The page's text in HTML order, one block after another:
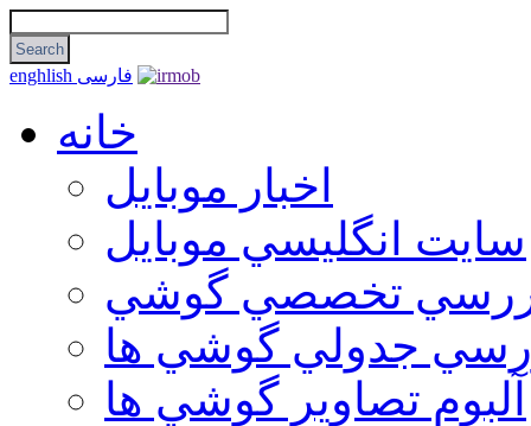
enghlish فارسی
خانه
اخبار موبایل
سايت انگليسي موبايل
تخصصي گوشي
جدولي گوشي ها
آلبوم تصاوير گوشي ها